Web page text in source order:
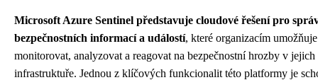
Microsoft Azure Sentinel představuje cloudové řešení pro
bezpečnostních informací a událostí, které organizacím
monitorovat, analyzovat a reagovat na bezpečnostní hrozby v
infrastruktuře. Jednou z klíčových funkcionalit této platformy je